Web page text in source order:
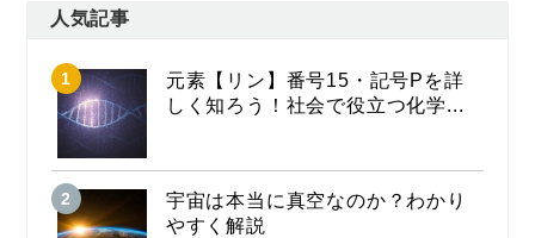
人気記事
元素【リン】番号15・記号Pを詳
しく知ろう！社会で役立つ化学...
宇宙は本当に真空なのか？わかり
やすく解説